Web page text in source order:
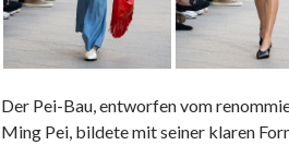
Der Pei-Bau, entworfen vom
Ming Pei, bildete mit seiner klaren